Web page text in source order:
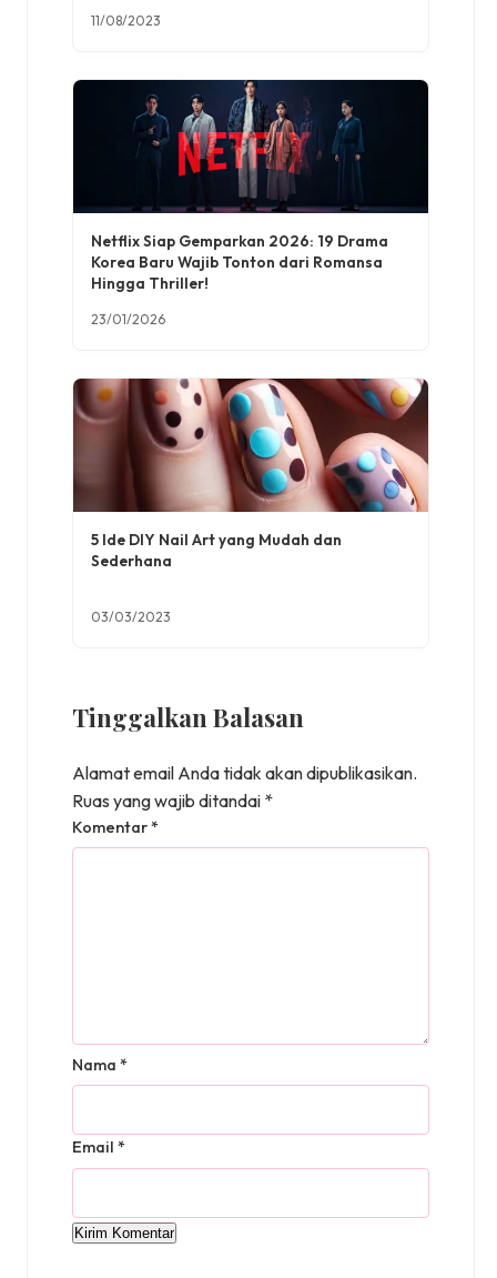
11/08/2023
Netflix Siap Gemparkan 2026: 19 Drama
Korea Baru Wajib Tonton dari Romansa
Hingga Thriller!
23/01/2026
5 Ide DIY Nail Art yang Mudah dan
Sederhana
03/03/2023
Tinggalkan Balasan
Alamat email Anda tidak akan dipublikasikan.
Ruas yang wajib ditandai *
Komentar*
Nama *
Email *